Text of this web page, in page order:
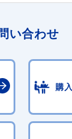
い合わせ
購